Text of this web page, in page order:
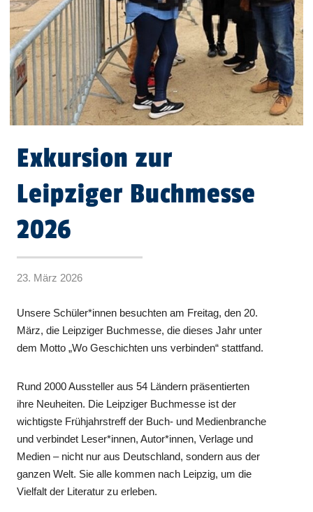
Exkursion zur
Leipziger Buchmesse
2026
23. März 2026
Unsere Schüler*innen besuchten am Freitag, den 20.
März, die Leipziger Buchmesse, die dieses Jahr unter
dem Motto „Wo Geschichten uns verbinden“ stattfand.
Rund 2000 Aussteller aus 54 Ländern präsentierten
ihre Neuheiten. Die Leipziger Buchmesse ist der
wichtigste Frühjahrstreff der Buch- und Medienbranche
und verbindet Leser*innen, Autor*innen, Verlage und
Medien – nicht nur aus Deutschland, sondern aus der
ganzen Welt. Sie alle kommen nach Leipzig, um die
Vielfalt der Literatur zu erleben.